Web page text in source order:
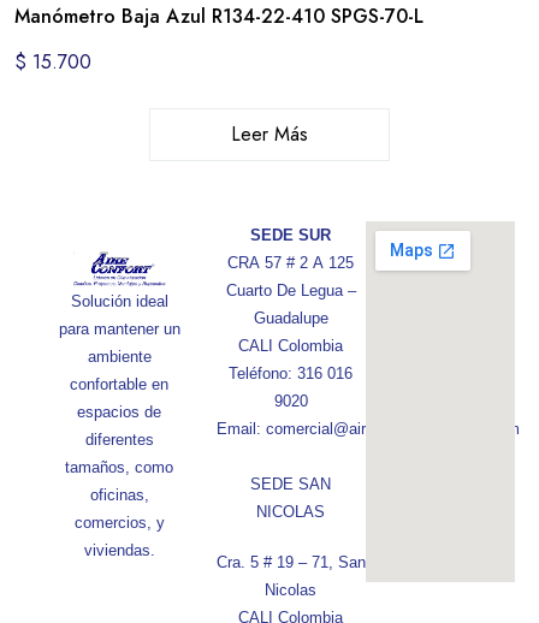
Manómetro Baja Azul R134-22-410 SPGS-70-L
$ 15.700
Leer Más
Solución ideal
para mantener un
ambiente
confortable en
espacios de
diferentes
tamaños, como
oficinas,
comercios, y
viviendas.
SEDE SUR
CRA 57 # 2 A 125
Cuarto De Legua –
Guadalupe
CALI Colombia
Teléfono: 316 016
9020
Email: comercial@aireconfortcolombia.com
SEDE SAN
NICOLAS
Cra. 5 # 19 – 71, San
Nicolas
CALI Colombia